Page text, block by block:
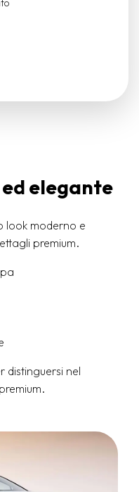
elegante
look moderno e
premium.
distinguersi nel